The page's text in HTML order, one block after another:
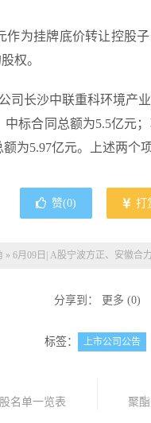
作为挂牌底价转让控股
权。
司长沙中联重科环境产
标合同总额为5.5亿元
为5.97亿元。上述两个
赞(0) 打
» 6月09日| A股宁波方正、安徽合
分享到： 更多 (0)
标签： 上市公司公告
名单一览表
聚